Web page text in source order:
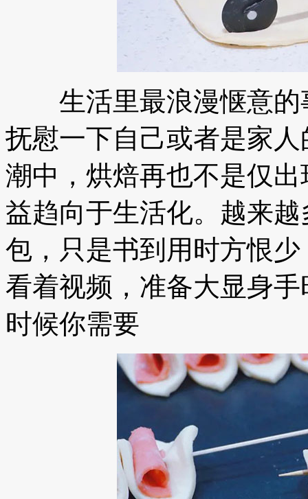
生活里最浪漫惬意的
抚慰一下自己或者是家
潮中，烘焙再也不是仅
益趋向于生活化。越来
包，只是书到用时方恨
看着视频，准备大显身
时候你需要